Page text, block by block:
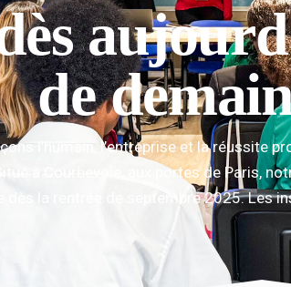
de
l’humain, l’entreprise et la réussite
à Courbevoie, aux portes de Paris,
dès la rentrée de septembre 2025. Les